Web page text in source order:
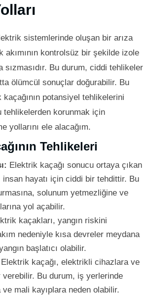
sistemlerinde oluşan bir arıza
akımının kontrolsüz bir şekilde izole
sızmasıdır. Bu durum, ciddi tehlikeler
ölümcül sonuçlar doğurabilir. Bu
potansiyel tehlikelerini
tehlikelerden korunmak için
yollarını ele alacağım.
Tehlikeleri
Elektrik kaçağı sonucu ortaya çıkan
hayatı için ciddi bir tehdittir. Bu
solunum yetmezliğine ve
yol açabilir.
kaçakları, yangın riskini
nedeniyle kısa devreler meydana
başlatıcı olabilir.
Elektrik kaçağı, elektrikli cihazlara ve
Bu durum, iş yerlerinde
ve mali kayıplara neden olabilir.